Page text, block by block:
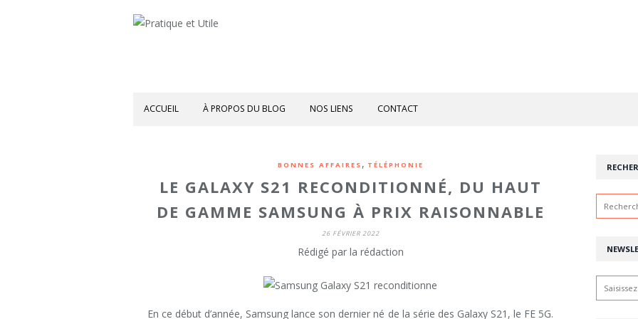
ACCUEIL À PROPOS DU BLOG NOS LIENS CONTACT
BONNES AFFAIRES , TÉLÉPHONIE
LE GALAXY S21 RECONDITIONNÉ, DU HAUT
DE GAMME SAMSUNG À PRIX RAISONNABLE
26 FÉVRIER 2022
Rédigé par la rédaction
En ce début d’année, Samsung lance son dernier né de la série des Galaxy S21, le FE 5G.